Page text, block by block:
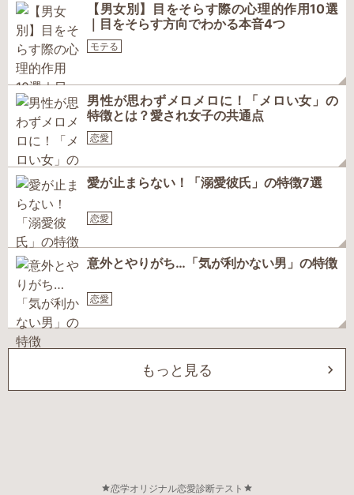
【男女別】目をそらす際の心理的作用10選
｜目をそらす方向でわかる本音4つ
モテる
男性が思わずメロメロに！「メロい女」の
特徴とは？愛され女子の共通点
恋愛
愛が止まらない！「溺愛彼氏」の特徴7選
恋愛
意外とやりがち…「気が利かない男」の特徴
恋愛
もっと見る
恋学オリジナル恋愛診断テスト